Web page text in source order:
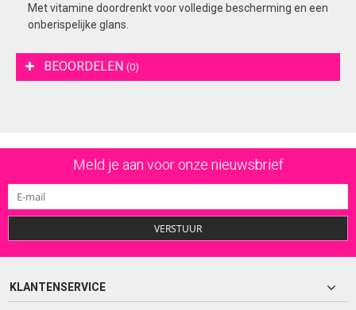
Met vitamine doordrenkt voor volledige bescherming en een
onberispelijke glans.
BEOORDELEN (0)
Meld je aan voor onze nieuwsbrief
VERSTUUR
KLANTENSERVICE